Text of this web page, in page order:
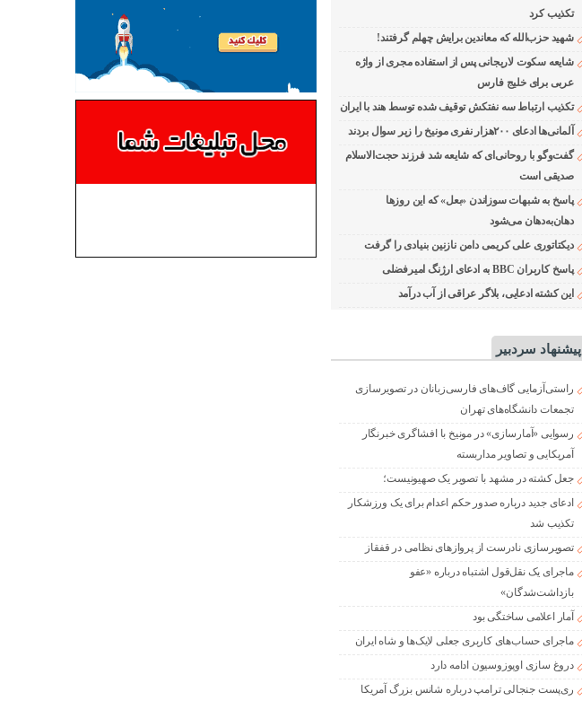
تکذیب کرد
شهید حزب‌الله که معاندین برایش چهلم گرفتند!
شایعه سکوت لاریجانی پس از استفاده مجری از واژه
عربی برای خلیج فارس
تکذیب ارتباط سه نفتکش توقیف شده توسط هند با ایران
آلمانی‌ها ادعای ۲۰۰هزار نفری مونیخ را زیر سوال بردند
گفت‌وگو با روحانی‌ای که شایعه شد فرزند حجت‌الاسلام
صدیقی است
پاسخ به شبهات سوزاندن «بعل» که این روزها
دهان‌به‌دهان می‌شود
دیکتاتوری علی کریمی دامن نازنین بنیادی را گرفت
پاسخ کاربران BBC به ادعای ارژنگ امیرفضلی
این کشته ادعایی، بلاگر عراقی از آب درآمد
پیشنهاد سردبیر
راستی‌آزمایی گاف‌های فارسی‌زبانان در تصویرسازی
تجمعات دانشگاه‌های تهران
رسوایی «آمارسازی» در مونیخ با افشاگری خبرنگار
آمریکایی و تصاویر مداربسته
جعل کشته در مشهد با تصویر یک صهیونیست؛
ادعای جدید درباره صدور حکم اعدام برای یک ورزشکار
تکذیب شد
تصویرسازی نادرست از پروازهای نظامی در قفقاز
ماجرای یک نقل‌قول اشتباه درباره «عفو
بازداشت‌شدگان»
آمار اعلامی ساختگی بود
ماجرای حساب‌های کاربری جعلی لایک‌ها و شاه ایران
دروغ سازی اوپوزوسیون ادامه دارد
ری‌پست جنجالی ترامپ درباره شانس بزرگ آمریکا